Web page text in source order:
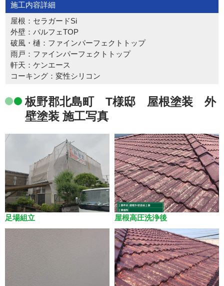
施工内容詳細
屋根：セラガードSi
外壁：パルフェTOP
破風・樋：ファインパーフェクトトップ
雨戸：ファインパーフェクトトップ
軒天：ケンエース
コーキング：変性シリコン
板野郡北島町 T様邸 屋根塗装 外
壁塗装 施工写真
足場組立 屋根高圧洗浄後